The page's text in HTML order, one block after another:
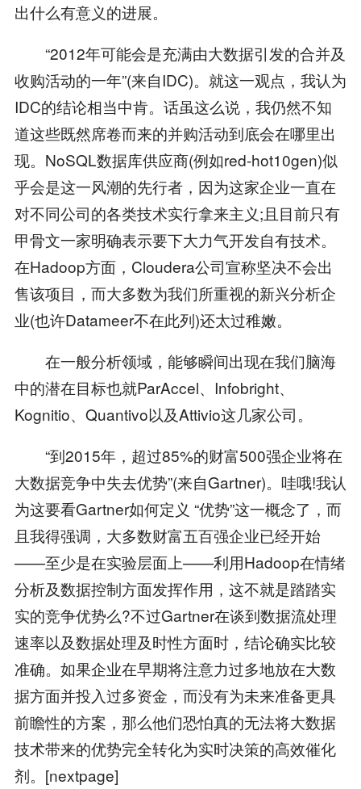
出什么有意义的进展。
“2012年可能会是充满由大数据引发的合并及
收购活动的一年”(来自IDC)。就这一观点，我认为
IDC的结论相当中肯。话虽这么说，我仍然不知
道这些既然席卷而来的并购活动到底会在哪里出
现。NoSQL数据库供应商(例如red-hot10gen)似
乎会是这一风潮的先行者，因为这家企业一直在
对不同公司的各类技术实行拿来主义;且目前只有
甲骨文一家明确表示要下大力气开发自有技术。
在Hadoop方面，Cloudera公司宣称坚决不会出
售该项目，而大多数为我们所重视的新兴分析企
业(也许Datameer不在此列)还太过稚嫩。
在一般分析领域，能够瞬间出现在我们脑海
中的潜在目标也就ParAccel、Infobright、
Kognitio、Quantivo以及Attivio这几家公司。
“到2015年，超过85%的财富500强企业将在
大数据竞争中失去优势”(来自Gartner)。哇哦!我认
为这要看Gartner如何定义 “优势”这一概念了，而
且我得强调，大多数财富五百强企业已经开始
——至少是在实验层面上——利用Hadoop在情绪
分析及数据控制方面发挥作用，这不就是踏踏实
实的竞争优势么?不过Gartner在谈到数据流处理
速率以及数据处理及时性方面时，结论确实比较
准确。如果企业在早期将注意力过多地放在大数
据方面并投入过多资金，而没有为未来准备更具
前瞻性的方案，那么他们恐怕真的无法将大数据
技术带来的优势完全转化为实时决策的高效催化
剂。[nextpage]